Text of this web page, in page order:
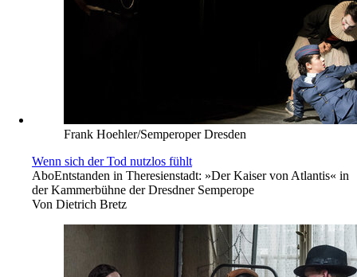
Frank Hoehler/Semperoper Dresden
Wenn sich der Tod nutzlos fühlt
AboEntstanden in Theresienstadt: »Der Kaiser von Atlantis« in
der Kammerbühne der Dresdner Semperope
Von Dietrich Bretz